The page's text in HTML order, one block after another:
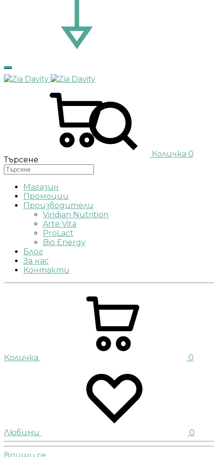
Количка 0
Търсене
Магазин
Промоции
Производители
Viridian Nutrition
Arte Vita
ProLact
Bio Energy
Блог
За нас
Контакти
Количка 0
Любими 0